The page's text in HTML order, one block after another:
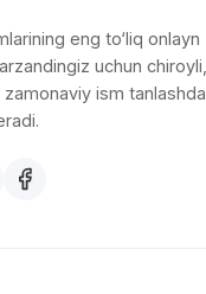
eng to‘liq onlayn
uchun chiroyli,
ism tanlashda